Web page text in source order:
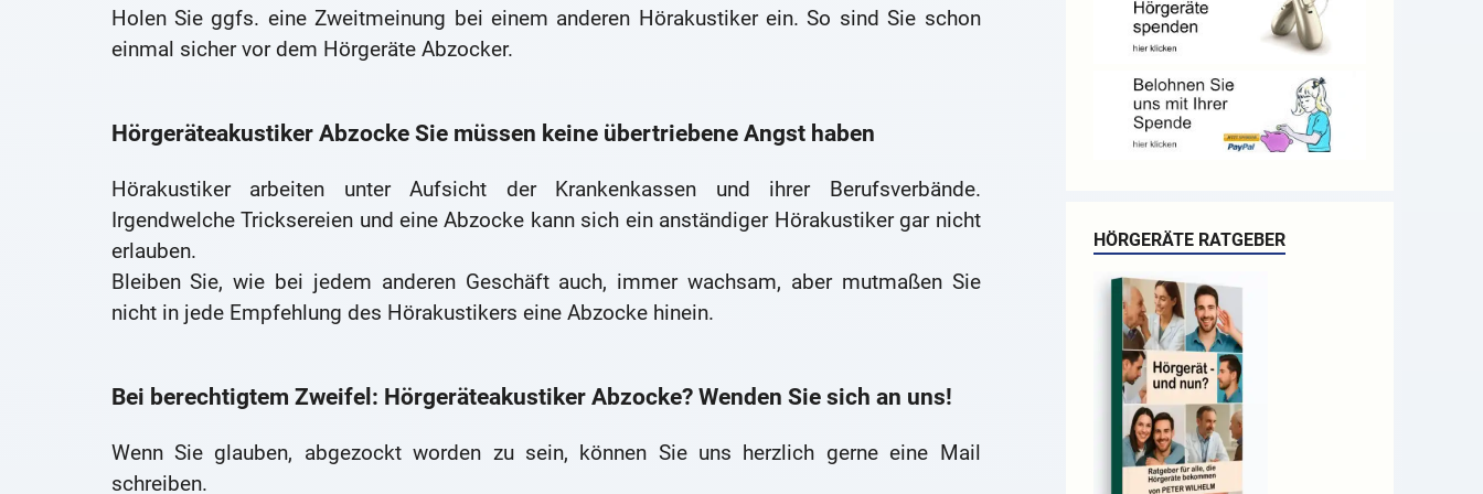
Holen Sie ggfs. eine Zweitmeinung bei einem anderen Hörakustiker ein. So sind Sie schon
einmal sicher vor dem Hörgeräte Abzocker.
Hörgeräteakustiker Abzocke Sie müssen keine übertriebene Angst haben
Hörakustiker arbeiten unter Aufsicht der Krankenkassen und ihrer Berufsverbände.
Irgendwelche Tricksereien und eine Abzocke kann sich ein anständiger Hörakustiker gar nicht
erlauben.
Bleiben Sie, wie bei jedem anderen Geschäft auch, immer wachsam, aber mutmaßen Sie
nicht in jede Empfehlung des Hörakustikers eine Abzocke hinein.
Bei berechtigtem Zweifel: Hörgeräteakustiker Abzocke? Wenden Sie sich an uns!
Wenn Sie glauben, abgezockt worden zu sein, können Sie uns herzlich gerne eine Mail
schreiben.
HÖRGERÄTE RATGEBER